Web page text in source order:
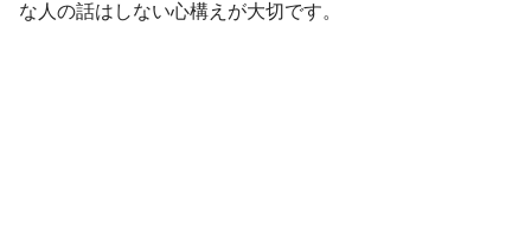
な人の話はしない心構えが大切です。